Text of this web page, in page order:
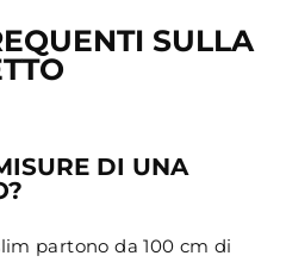
SULLA
DI UNA
partono da 100 cm di